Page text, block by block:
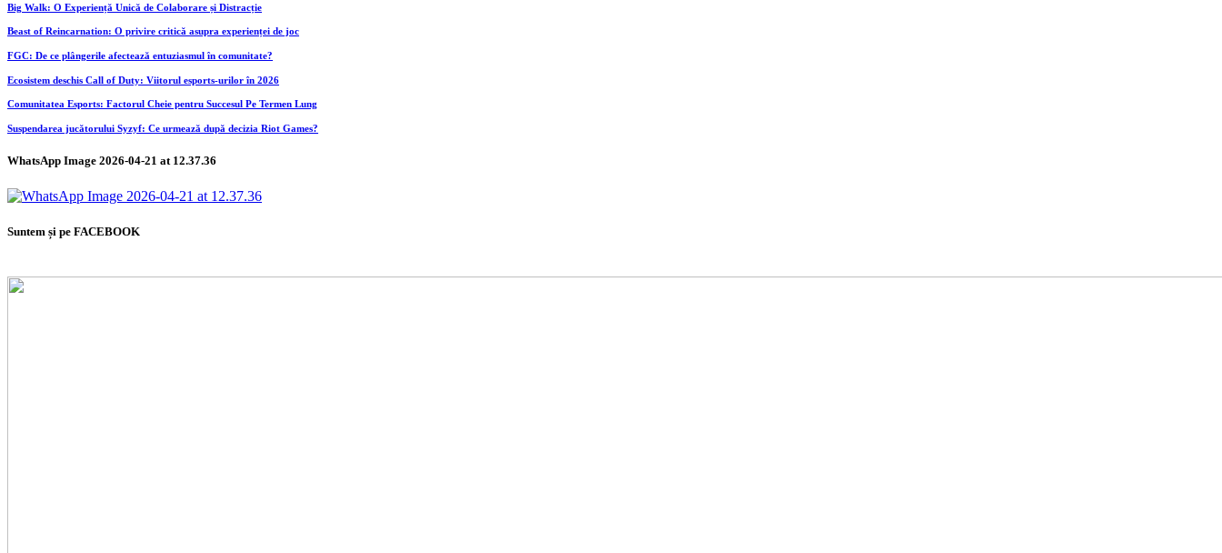
Big Walk: O Experiență Unică de Colaborare și Distracție
Beast of Reincarnation: O privire critică asupra experienței de joc
FGC: De ce plângerile afectează entuziasmul în comunitate?
Ecosistem deschis Call of Duty: Viitorul esports-urilor în 2026
Comunitatea Esports: Factorul Cheie pentru Succesul Pe Termen Lung
Suspendarea jucătorului Syzyf: Ce urmează după decizia Riot Games?
WhatsApp Image 2026-04-21 at 12.37.36
Suntem și pe FACEBOOK